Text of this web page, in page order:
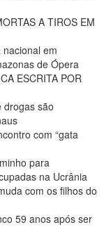
A TIROS EM
em
de Ópera
ESCRITA POR
drogas são
com “gata
para
na Ucrânia
com os filhos do
59 anos após ser